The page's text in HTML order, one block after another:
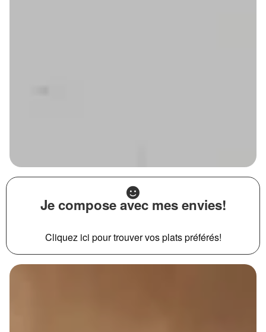
Je compose avec mes envies!
Cliquez ici pour trouver vos plats préférés!